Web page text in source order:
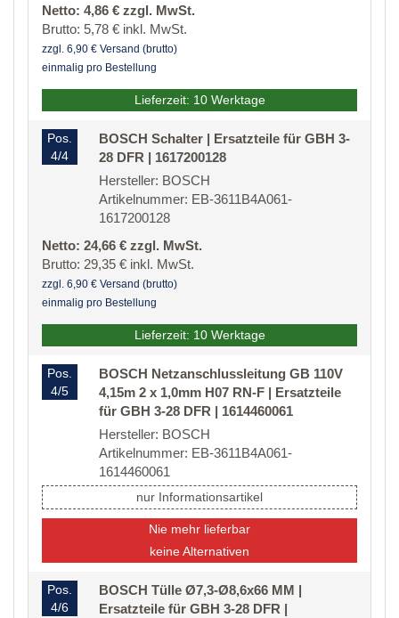
Netto: 4,86 € zzgl. MwSt.
Brutto: 5,78 € inkl. MwSt.
zzgl. 6,90 € Versand (brutto)
einmalig pro Bestellung
Lieferzeit: 10 Werktage
Pos.
4/4
BOSCH Schalter | Ersatzteile für GBH 3-
28 DFR | 1617200128
Hersteller: BOSCH
Artikelnummer: EB-3611B4A061-
1617200128
Netto: 24,66 € zzgl. MwSt.
Brutto: 29,35 € inkl. MwSt.
zzgl. 6,90 € Versand (brutto)
einmalig pro Bestellung
Lieferzeit: 10 Werktage
Pos.
4/5
BOSCH Netzanschlussleitung GB 110V
4,15m 2 x 1,0mm H07 RN-F | Ersatzteile
für GBH 3-28 DFR | 1614460061
Hersteller: BOSCH
Artikelnummer: EB-3611B4A061-
1614460061
nur Informationsartikel
Nie mehr lieferbar
keine Alternativen
Pos.
4/6
BOSCH Tülle Ø7,3-Ø8,6x66 MM |
Ersatzteile für GBH 3-28 DFR |